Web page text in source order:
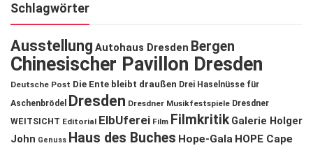
Schlagwörter
Ausstellung Autohaus Dresden Bergen
Chinesischer Pavillon Dresden
Deutsche Post Die Ente bleibt draußen Drei Haselnüsse für
Aschenbrödel
Dresden Dresdner Musikfestspiele Dresdner
WEITSICHT Editorial ElbUferei Film Filmkritik Galerie Holger
John Genuss Haus des Buches Hope-Gala HOPE Cape